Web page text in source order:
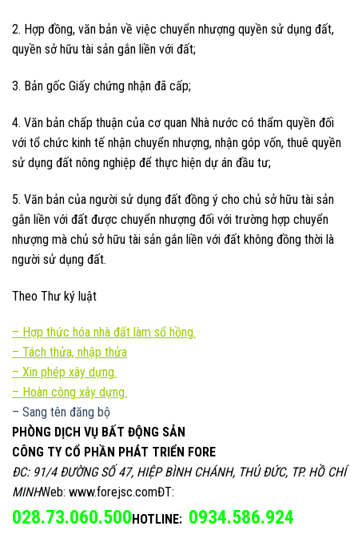
2. Hợp đồng, văn bản về việc chuyển nhượng quyền sử dụng đất,
quyền sở hữu tài sản gắn liền với đất;
3. Bản gốc Giấy chứng nhận đã cấp;
4. Văn bản chấp thuận của cơ quan Nhà nước có thẩm quyền đối
với tổ chức kinh tế nhận chuyển nhượng, nhận góp vốn, thuê quyền
sử dụng đất nông nghiệp để thực hiện dự án đầu tư;
5. Văn bản của người sử dụng đất đồng ý cho chủ sở hữu tài sản
gắn liền với đất được chuyển nhượng đối với trường hợp chuyển
nhượng mà chủ sở hữu tài sản gắn liền với đất không đồng thời là
người sử dụng đất.
Theo Thư ký luật
– Hợp thức hóa nhà đất làm sổ hồng.
– Tách thửa, nhập thửa
– Xin phép xây dựng.
– Hoàn công xây dựng.
– Sang tên đăng bộ
PHÒNG DỊCH VỤ BẤT ĐỘNG SẢN
CÔNG TY CỔ PHẦN PHÁT TRIỂN FORE
ĐC: 91/4 ĐƯỜNG SỐ 47, HIỆP BÌNH CHÁNH, THỦ ĐỨC, TP. HỒ CHÍ
MINHWeb: www.forejsc.comĐT:
028.73.060.500 HOTLINE: 0934.586.924